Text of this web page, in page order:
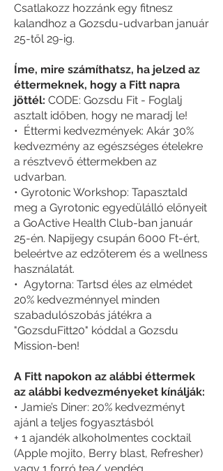
Csatlakozz hozzánk egy fitnesz
kalandhoz a Gozsdu-udvarban január
25-től 29-ig.
Íme, mire számíthatsz, ha jelzed az
éttermeknek, hogy a Fitt napra
jöttél: CODE: Gozsdu Fit - Foglalj
asztalt időben, hogy ne maradj le!
• Éttermi kedvezmények: Akár 30%
kedvezmény az egészséges ételekre
a résztvevő éttermekben az
udvarban.
• Gyrotonic Workshop: Tapasztald
meg a Gyrotonic egyedülálló előnyeit
a GoActive Health Club-ban január
25-én. Napijegy csupán 6000 Ft-ért,
beleértve az edzőterem és a wellness
használatát.
• Agytorna: Tartsd éles az elmédet
20% kedvezménnyel minden
szabadulószobás játékra a
"GozsduFitt20" kóddal a Gozsdu
Mission-ben!
A Fitt napokon az alábbi éttermek
az alábbi kedvezményeket kínálják:
• Jamie’s Diner: 20% kedvezményt
ajánl a teljes fogyasztásból
+ 1 ajandék alkoholmentes cocktail
(Apple mojito, Berry blast, Refresher)